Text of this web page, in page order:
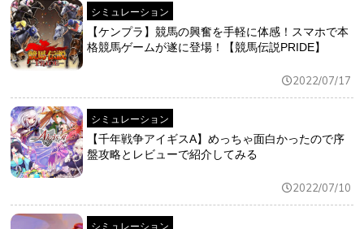
シミュレーション
【ケンプラ】競馬の興奮を手軽に体感！スマホで本
格競馬ゲームが遂に登場！【競馬伝説PRIDE】
2022/07/17
シミュレーション
【千年戦争アイギスA】めっちゃ面白かったので序
盤攻略とレビューで紹介してみる
2022/07/10
シミュレーション